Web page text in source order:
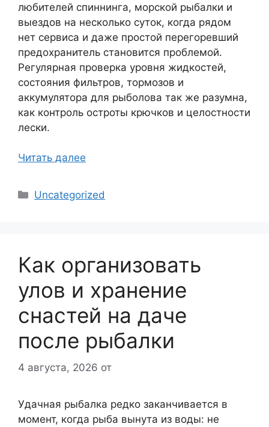
любителей спиннинга, морской рыбалки и
выездов на несколько суток, когда рядом
нет сервиса и даже простой перегоревший
предохранитель становится проблемой.
Регулярная проверка уровня жидкостей,
состояния фильтров, тормозов и
аккумулятора для рыболова так же разумна,
как контроль остроты крючков и целостности
лески.
Читать далее
Рубрики
Uncategorized
Как организовать
улов и хранение
снастей на даче
после рыбалки
4 августа, 2026 от
Удачная рыбалка редко заканчивается в
момент, когда рыба вынута из воды: не